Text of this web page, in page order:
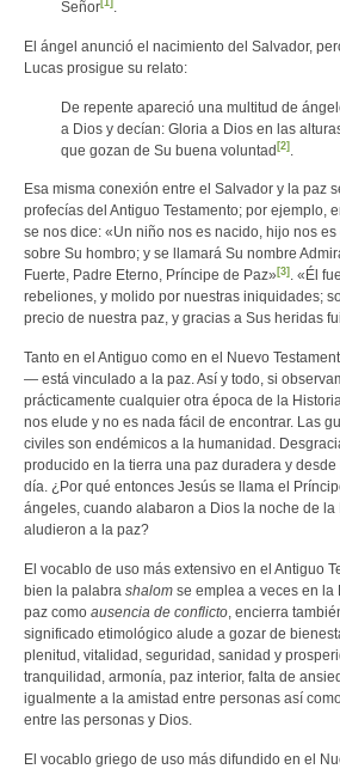
Señor[1] .
El ángel anunció el nacimiento del Salvador,
Lucas prosigue su relato:
De repente apareció una multitud de
a Dios y decían: Gloria a Dios en las
que gozan de Su buena voluntad [2].
Esa misma conexión entre el Salvador y la paz
profecías del Antiguo Testamento; por ejemplo,
se nos dice: «Un niño nos es nacido, hijo nos
sobre Su hombro; y se llamará Su nombre
Fuerte, Padre Eterno, Príncipe de Paz» [3] . «Él
rebeliones, y molido por nuestras iniquidades;
precio de nuestra paz, y gracias a Sus heridas
Tanto en el Antiguo como en el Nuevo
— está vinculado a la paz. Así y todo, si
prácticamente cualquier otra época de la
nos elude y no es nada fácil de encontrar. Las
civiles son endémicos a la humanidad.
producido en la tierra una paz duradera y
día. ¿Por qué entonces Jesús se llama el
ángeles, cuando alabaron a Dios la noche de la
aludieron a la paz?
El vocablo de uso más extensivo en el Antiguo
bien la palabra shalom se emplea a veces en la
paz como ausencia de conflicto, encierra
significado etimológico alude a gozar de
plenitud, vitalidad, seguridad, sanidad y
tranquilidad, armonía, paz interior, falta de
igualmente a la amistad entre personas así
entre las personas y Dios.
El vocablo griego de uso más difundido en el